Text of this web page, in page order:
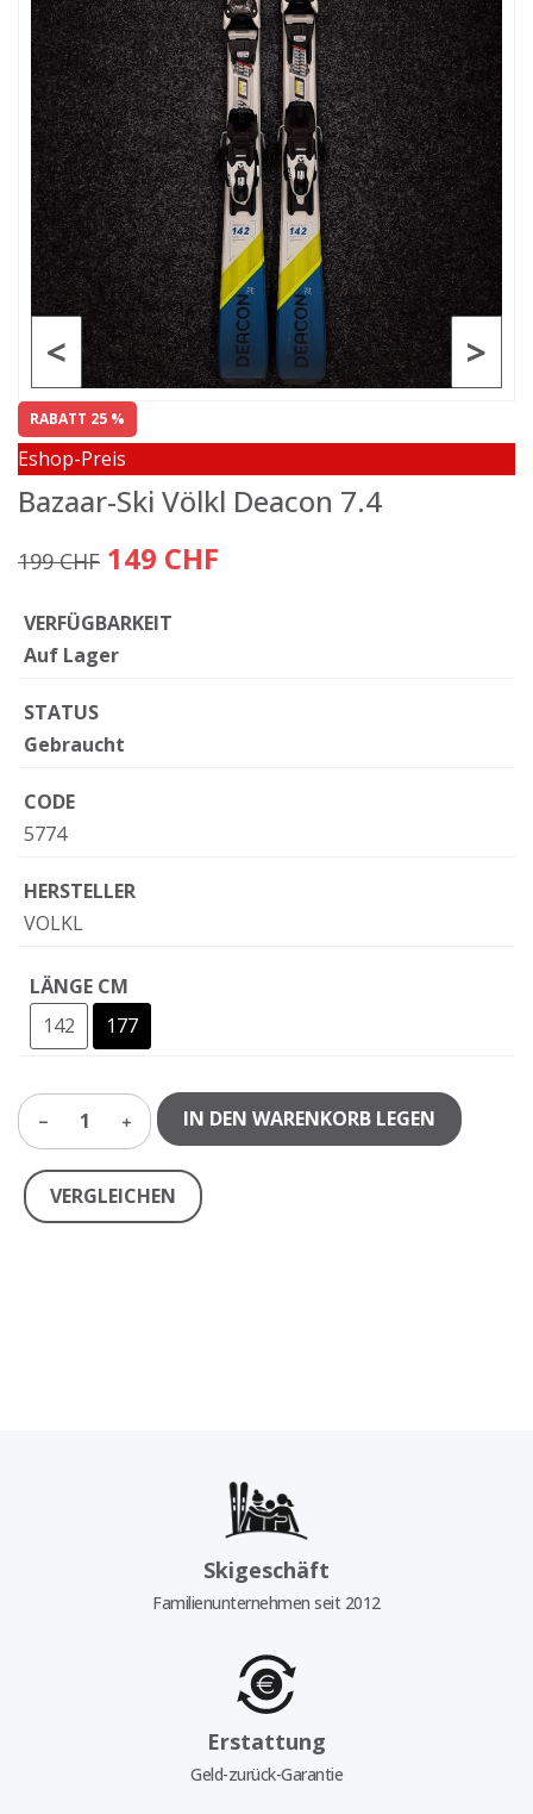
>
<
RABATT 25 %
Eshop-Preis
Bazaar-Ski Völkl Deacon 7.4
199 CHF 149 CHF
VERFÜGBARKEIT
Auf Lager
STATUS
Gebraucht
CODE
5774
HERSTELLER
VOLKL
LÄNGE CM
142
177
1 IN DEN WARENKORB LEGEN
VERGLEICHEN
Skigeschäft
Familienunternehmen seit 2012
Erstattung
Geld-zurück-Garantie